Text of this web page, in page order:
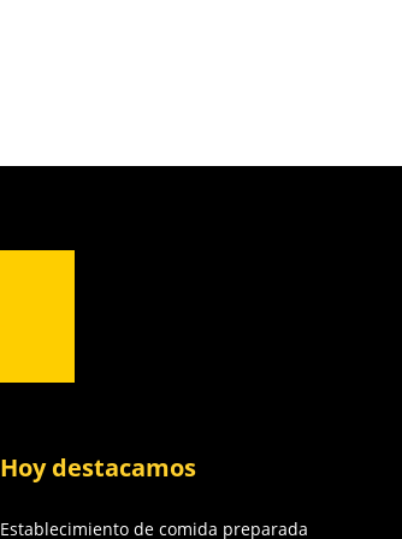
Hoy destacamos
Establecimiento de comida preparada